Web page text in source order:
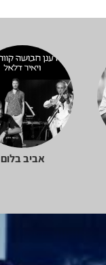
אביב בלום